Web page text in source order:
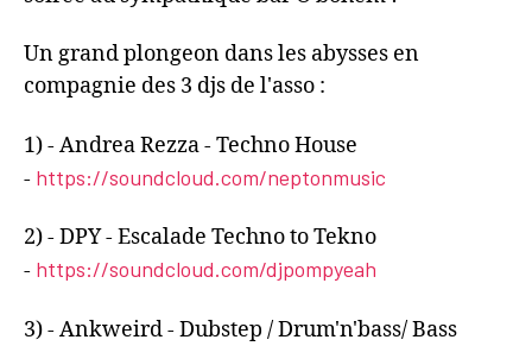
Un grand plongeon dans les abysses en
compagnie des 3 djs de l'asso :
1) - Andrea Rezza - Techno House
- https://soundcloud.com/neptonmusic
2) - DPY - Escalade Techno to Tekno
- https://soundcloud.com/djpompyeah
3) - Ankweird - Dubstep / Drum'n'bass/ Bass